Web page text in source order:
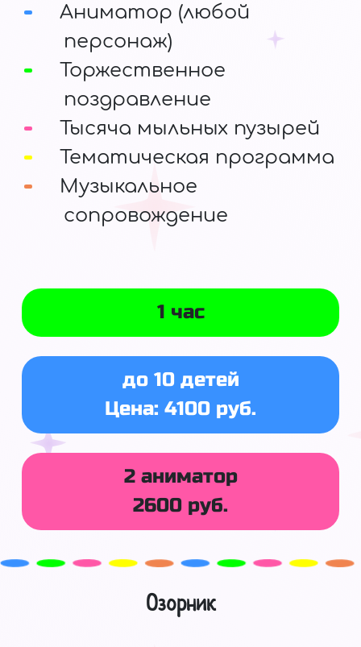
Аниматор (любой
персонаж)
Торжественное
поздравление
Тысяча мыльных пузырей
Тематическая программа
Музыкальное
сопровождение
1 час
до 10 детей
Цена: 4100 руб.
2 аниматор
2600 руб.
Озорник